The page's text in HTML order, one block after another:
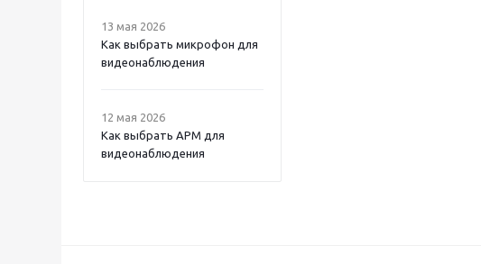
13 мая 2026
Как выбрать микрофон для
видеонаблюдения
12 мая 2026
Как выбрать APM для
видеонаблюдения